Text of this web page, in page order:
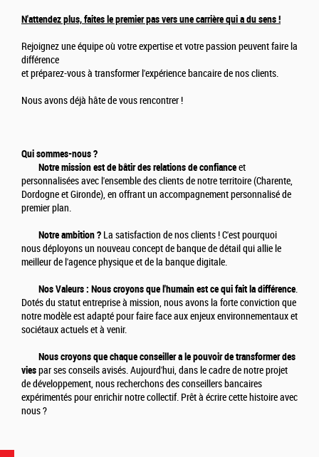
N'attendez plus, faites le premier pas vers une carrière qui a dusens !
Rejoignez une équipe où votre expertise et votre passion peuvent faire la
différence
et préparez-vous à transformer l'expérience bancaire de nos clients.
Nous avons déjà hâte de vous rencontrer !
Qui sommes-nous ?
Notre mission est de bâtir des relations de confianceet
personnalisées avec l'ensemble des clients de notre territoire (Charente,
Dordogne et Gironde), en offrant un accompagnement personnalisé de
premier plan.
Notre ambition ? La satisfaction de nos clients ! C'est pourquoi
nous déployons un nouveau concept de banque de détail qui allie le
meilleur de l'agence physique et de la banque digitale.
Nos Valeurs : Nous croyons que l'humain est ce qui fait la différence.
Dotés du statut entreprise à mission, nous avons la forte conviction que
notre modèle est adapté pour faire face aux enjeux environnementaux et
sociétaux actuels et à venir.
Nous croyons que chaque conseiller a le pouvoir de transformer des
viespar ses conseils avisés. Aujourd'hui, dans le cadre de notre projet
de développement, nous recherchons des conseillers bancaires
expérimentés pour enrichir notre collectif. Prêt à écrire cette histoire avec
nous ?